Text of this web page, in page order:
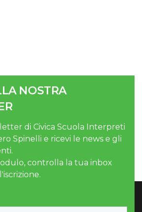
NOSTRA
di Civica Scuola Interpreti
Spinelli e ricevi le news e gli
controlla la tua inbox